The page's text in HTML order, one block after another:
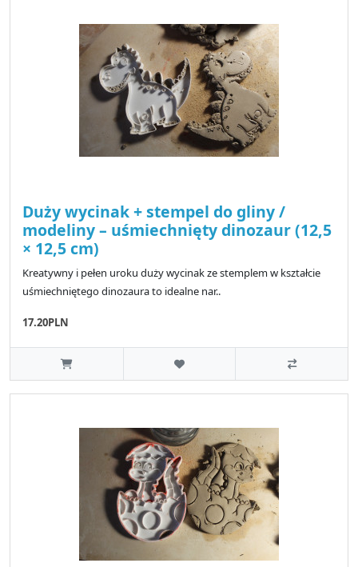
Duży wycinak + stempel do gliny /
modeliny – uśmiechnięty dinozaur (12,5
× 12,5 cm)
Kreatywny i pełen uroku duży wycinak ze stemplem w kształcie
uśmiechniętego dinozaura to idealne nar..
17.20PLN